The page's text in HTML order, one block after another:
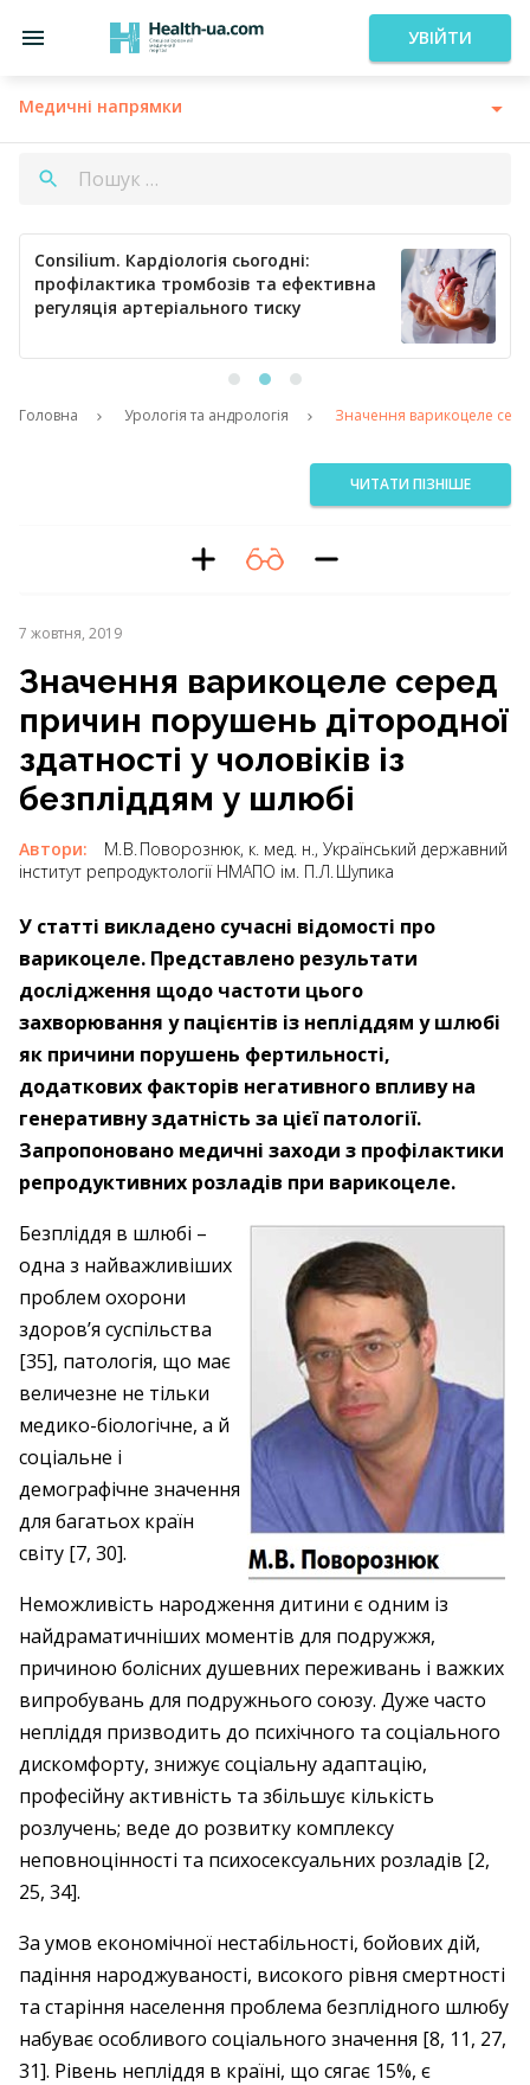
УВІЙТИ
Медичні напрямки
Consilium. Кардіологія сьогодні:
профілактика тромбозів та ефективна
регуляція артеріального тиску
Головна Урологія та андрологія Значення варикоцеле
ЧИТАТИ ПІЗНІШЕ
7 жовтня, 2019
Значення варикоцеле серед
причин порушень дітородної
здатності у чоловіків із
безпліддям у шлюбі
Автори:
М. В. Поворознюк, к. мед. н., Український державний
інститут репродуктології НМАПО ім. П. Л. Шупика
У статті викладено сучасні відомості про
варикоцеле. Представлено результати
дослідження щодо частоти цього
захворювання у пацієнтів із непліддям у шлюбі
як причини порушень фертильності,
додаткових факторів негативного впливу на
генеративну здатність за цієї патології.
Запропоновано медичні заходи з профілактики
репродуктивних розладів при варикоцеле.
Безпліддя в шлюбі – ​
одна з найважливіших
проблем охорони
здоров’я суспільства
[35], патологія, що має
величезне не тільки
медико-біологічне, а й
соціальне і
демографічне значення
для багатьох країн
світу [7, 30].
Неможливість народження дитини є одним із
найдраматичніших моментів для подружжя,
причиною болісних душевних переживань і важких
випробувань для подружнього союзу. Дуже часто
непліддя призводить до психічного та соціального
дискомфорту, знижує соціальну адаптацію,
професійну активність та збільшує кількість
розлучень; веде до розвитку комплексу
неповноцінності та психосексуальних розладів [2,
25, 34].
За умов економічної нестабільності, бойових дій,
падіння народжуваності, високого рівня смертності
та старіння населення проблема безплідного шлюбу
набуває особливого соціального значення [8, 11, 27,
31]. Рівень непліддя в країні, що сягає 15%, є